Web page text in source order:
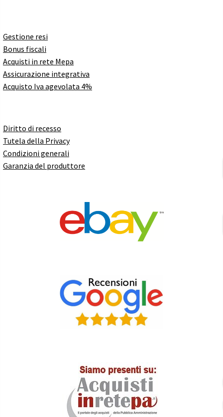
Gestione resi
Bonus fiscali
Acquisti in rete Mepa
Assicurazione integrativa
Acquisto Iva agevolata 4%
Diritto di recesso
Tutela della Privacy
Condizioni generali
Garanzia del produttore